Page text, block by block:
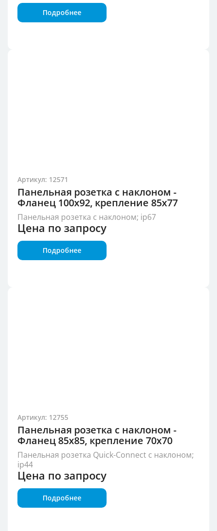
Подробнее
Артикул: 12571
Панельная розетка с наклоном -
Фланец 100x92, крепление 85x77
Панельная розетка с наклоном; ip67
Цена по запросу
Подробнее
Артикул: 12755
Панельная розетка с наклоном -
Фланец 85x85, крепление 70x70
Панельная розетка Quick-Connect с наклоном;
ip44
Цена по запросу
Подробнее